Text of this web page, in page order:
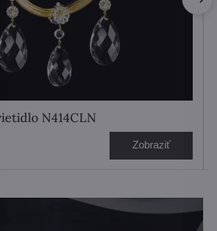
N414CLN
Zobraziť